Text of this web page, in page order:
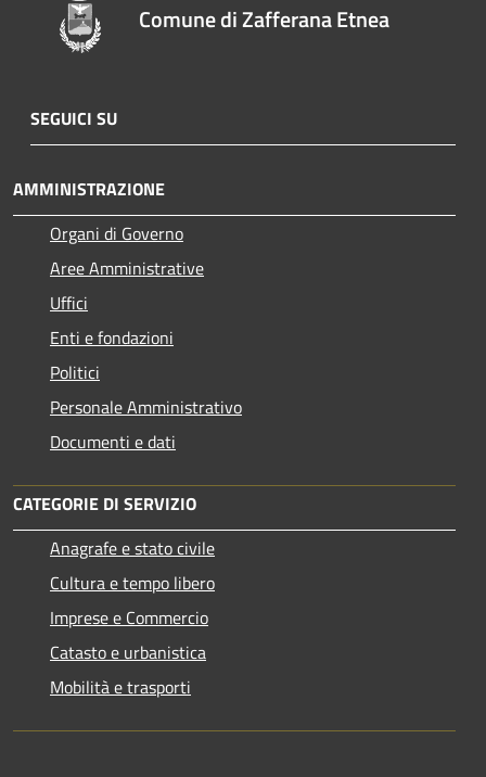
Comune di Zafferana Etnea
SEGUICI SU
AMMINISTRAZIONE
Organi di Governo
Aree Amministrative
Uffici
Enti e fondazioni
Politici
Personale Amministrativo
Documenti e dati
CATEGORIE DI SERVIZIO
Anagrafe e stato civile
Cultura e tempo libero
Imprese e Commercio
Catasto e urbanistica
Mobilità e trasporti